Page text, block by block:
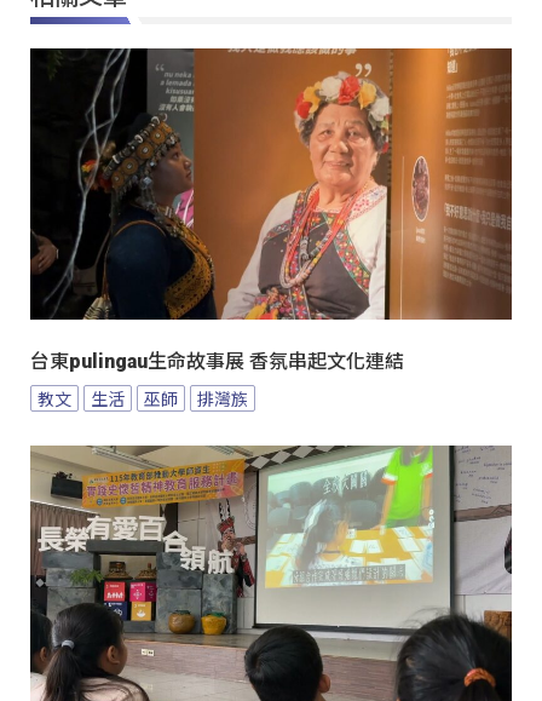
台東pulingau生命故事展 香氛串起文化連結
教文 生活 巫師 排灣族